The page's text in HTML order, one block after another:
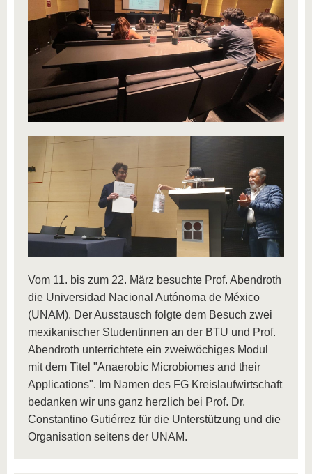
Vom 11. bis zum 22. März besuchte Prof. Abendroth
die Universidad Nacional Autónoma de México
(UNAM). Der Ausstausch folgte dem Besuch zwei
mexikanischer Studentinnen an der BTU und Prof.
Abendroth unterrichtete ein zweiwöchiges Modul
mit dem Titel "Anaerobic Microbiomes and their
Applications". Im Namen des FG Kreislaufwirtschaft
bedanken wir uns ganz herzlich bei Prof. Dr.
Constantino Gutiérrez für die Unterstützung und die
Organisation seitens der UNAM.